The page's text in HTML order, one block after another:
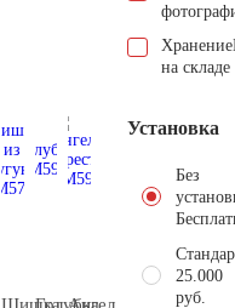
ШишкаГолубка
Ангел
Хранение
на складе
Установка
Без
25.000
руб.